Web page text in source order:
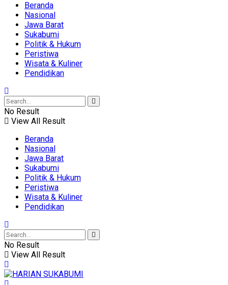
Beranda
Nasional
Jawa Barat
Sukabumi
Politik & Hukum
Peristiwa
Wisata & Kuliner
Pendidikan
No Result
View All Result
Beranda
Nasional
Jawa Barat
Sukabumi
Politik & Hukum
Peristiwa
Wisata & Kuliner
Pendidikan
No Result
View All Result